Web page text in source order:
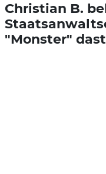
Christian B.
"Monster"